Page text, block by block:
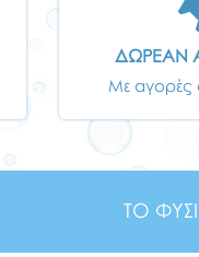
ΔΩΡΕΑΝ
Με αγορές
ΤΟ